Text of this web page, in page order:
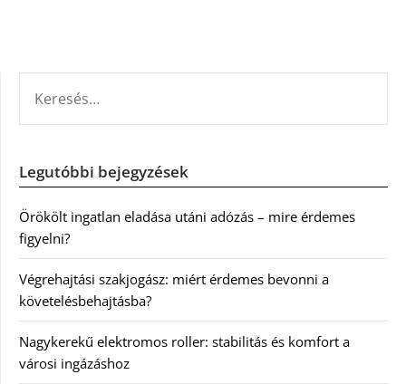
Legutóbbi bejegyzések
Örökölt ingatlan eladása utáni adózás – mire érdemes
figyelni?
Végrehajtási szakjogász: miért érdemes bevonni a
követelésbehajtásba?
Nagykerekű elektromos roller: stabilitás és komfort a
városi ingázáshoz